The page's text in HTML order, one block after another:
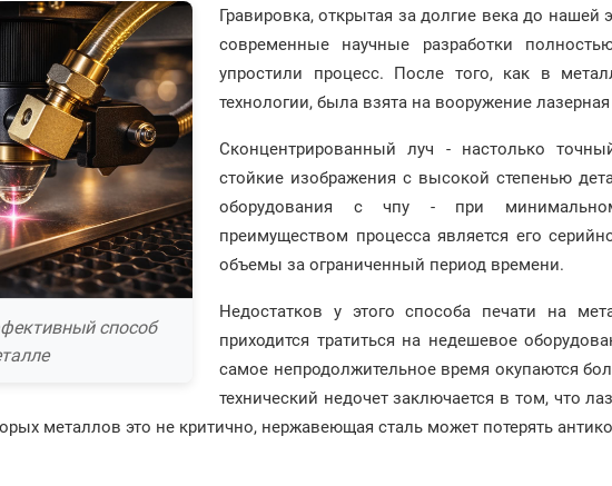
способ
Гравировка, открытая за долгие века до
современные научные разработки
упростили процесс. После того, как в
технологии, была взята на вооружение
Сконцентрированный луч - настолько
стойкие изображения с высокой степенью
оборудования с чпу - при
преимуществом процесса является его
объемы за ограниченный период времени.
Недостатков у этого способа печати на
приходится тратиться на недешевое
самое непродолжительное время окупаются
технический недочет заключается в том, что
металлов это не критично, нержавеющая сталь может потерять